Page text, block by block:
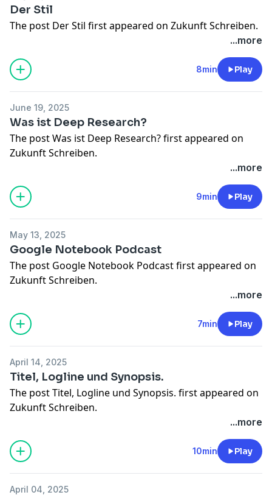
Der Stil
The post Der Stil first appeared on Zukunft Schreiben.
...more
8min Play
June 19, 2025
Was ist Deep Research?
The postWas ist Deep Research?first appeared on
Zukunft Schreiben.
...more
9min Play
May 13, 2025
Google Notebook Podcast
The post Google Notebook Podcastfirst appeared on
Zukunft Schreiben.
...more
7min Play
April 14, 2025
Titel, Logline und Synopsis.
The postTitel, Logline und Synopsis. first appeared on
Zukunft Schreiben.
...more
10min Play
April 04, 2025